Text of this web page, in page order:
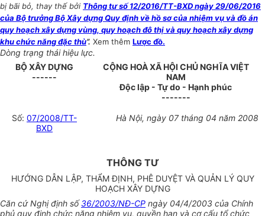
bị bãi bỏ, thay thế bởi Thông tư số 12/2016/TT-BXD ngày 29/06/2016
của Bộ trưởng Bộ Xây dựng Quy định về hồ sơ của nhiệm vụ và đồ án
quy hoạch xây dựng vùng, quy hoạch đô thị và quy hoạch xây dựng
khu chức năng đặc thù”. Xem thêm Lược đồ.
Dòng trạng thái hiệu lực.
BỘ XÂY DỰNG
------
CỘNG HOÀ XÃ HỘI CHỦ NGHĨA VIỆT
NAM
Độc lập - Tự do - Hạnh phúc
-------
Số: 07/2008/TT-
BXD
Hà Nội, ngày 07 tháng 04 năm 2008
THÔNG TƯ
HƯỚNG DẪN LẬP, THẨM ĐỊNH, PHÊ DUYỆT VÀ QUẢN LÝ QUY
HOẠCH XÂY DỰNG
Căn cứ Nghị định số36/2003/NĐ-CP ngày 04/4/2003 của Chính
phủ quy định chức năng nhiệm vụ, quyền hạn và cơ cấu tổ chức